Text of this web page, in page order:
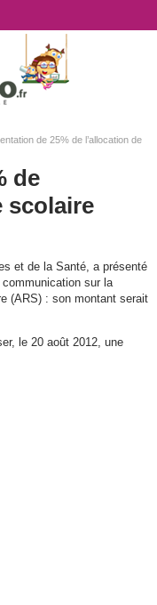
de 25% de l’allocation de
de
scolaire
et de la Santé, a présenté
sur la
(ARS) : son montant serait
le 20 août 2012, une